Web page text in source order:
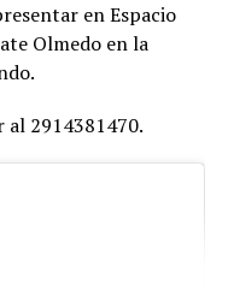
en Espacio
Olmedo en la
al 2914381470.